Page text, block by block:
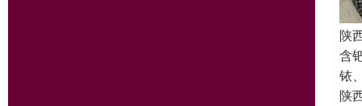
陕
含
铱
陕